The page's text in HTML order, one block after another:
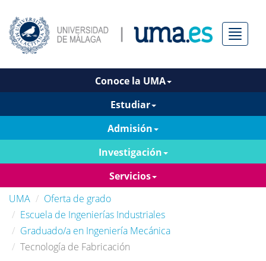
Menú
Conoce la UMA
Estudiar
Admisión
Investigación
Servicios
UMA
Oferta de grado
Escuela de Ingenierías Industriales
Graduado/a en Ingeniería Mecánica
Tecnología de Fabricación